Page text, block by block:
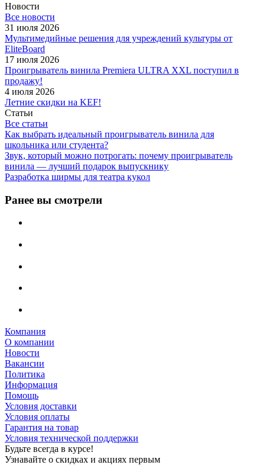
Новости
Все новости
31 июля 2026
Мультимедийные решения для учреждений культуры от
EliteBoard
17 июля 2026
Проигрыватель винила Premiera ULTRA XXL поступил в
продажу!
4 июля 2026
Летние скидки на KEF!
Статьи
Все статьи
Как выбрать идеальный проигрыватель винила для
школьника или студента?
Звук, который можно потрогать: почему проигрыватель
винила — лучший подарок выпускнику
Разработка ширмы для театра кукол
Ранее вы смотрели
Компания
О компании
Новости
Вакансии
Политика
Информация
Помощь
Условия доставки
Условия оплаты
Гарантия на товар
Условия технической поддержки
Будьте всегда в курсе!
Узнавайте о скидках и акциях первым